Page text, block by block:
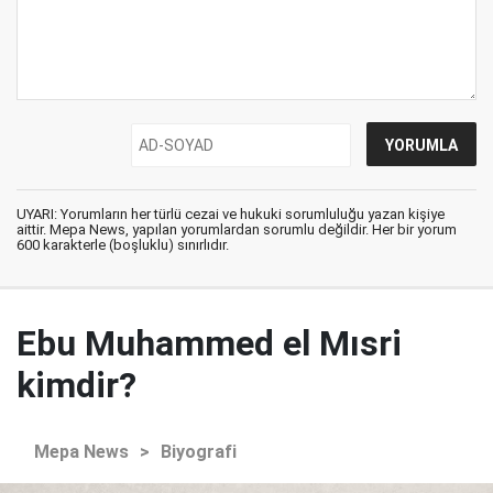
UYARI: Yorumların her türlü cezai ve hukuki sorumluluğu yazan kişiye
aittir. Mepa News, yapılan yorumlardan sorumlu değildir. Her bir yorum
600 karakterle (boşluklu) sınırlıdır.
Ebu Muhammed el Mısri
kimdir?
Mepa News > Biyografi